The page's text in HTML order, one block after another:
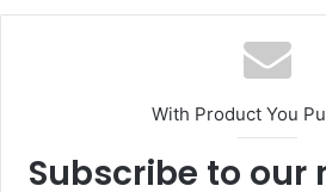
b
s
i
e
With Product You
Subscribe to